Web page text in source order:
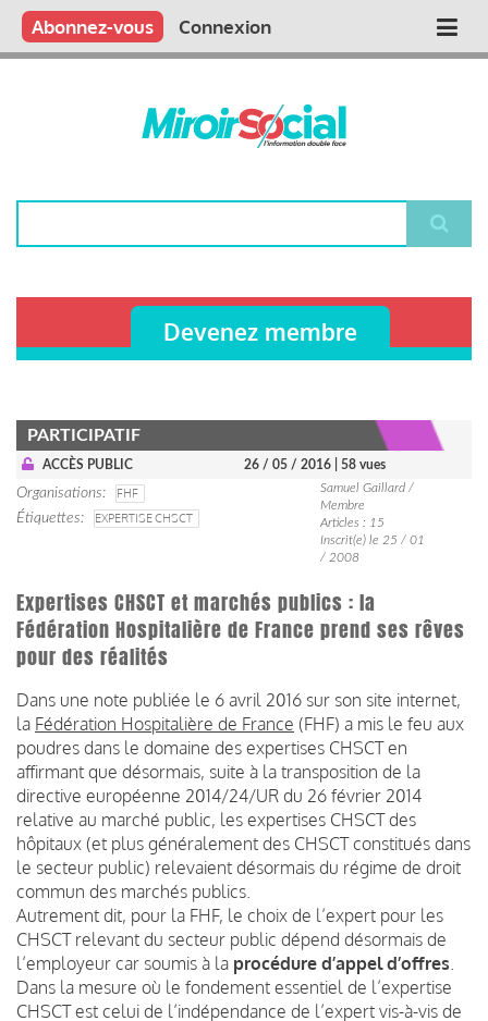
Aller
contenu
Main
Qui sommes nous ?
Vous publiez
Nous publions
Contactez-nous
Abonnez-vous Connexion
Devenez membre
PARTICIPATIF
ACCÈS PUBLIC 26 / 05 / 2016 | 58 vues
Organisations
FHF
Étiquettes
EXPERTISE CHSCT
Samuel Gaillard /
Membre
Articles : 15
Inscrit(e) le 25 / 01
/ 2008
Expertises CHSCT et marchés publics : la
Fédération Hospitalière de France prend ses rêves
pour des réalités
Dans une note publiée le 6 avril 2016 sur son site internet,
la Fédération Hospitalière de France (FHF) a mis le feu aux
poudres dans le domaine des expertises CHSCT en
affirmant que désormais, suite à la transposition de la
directive européenne 2014/24/UR du 26 février 2014
relative au marché public, les expertises CHSCT des
hôpitaux (et plus généralement des CHSCT constitués dans
le secteur public) relevaient désormais du régime de droit
commun des marchés publics.
Autrement dit, pour la FHF, le choix de l’expert pour les
CHSCT relevant du secteur public dépend désormais de
l’employeur car soumis à la procédure d’appel d’offres
Dans la mesure où le fondement essentiel de l’expertise
CHSCT est celui de l’indépendance de l’expert vis-à-vis de